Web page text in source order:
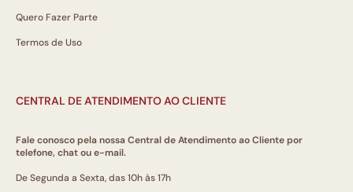
Quero Fazer Parte
Termos de Uso
CENTRAL DE ATENDIMENTO AO CLIENTE
Fale conosco pela nossa Central de Atendimento ao Cliente por
telefone, chat ou e-mail.
De Segunda a Sexta, das 10h às 17h